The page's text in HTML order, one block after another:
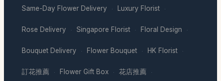
Same-Day Flower Delivery · Luxury Florist ·
Rose Delivery · Singapore Florist · Floral Design ·
Bouquet Delivery · Flower Bouquet · HK Florist ·
訂花推薦 · Flower Gift Box · 花店推薦 ·